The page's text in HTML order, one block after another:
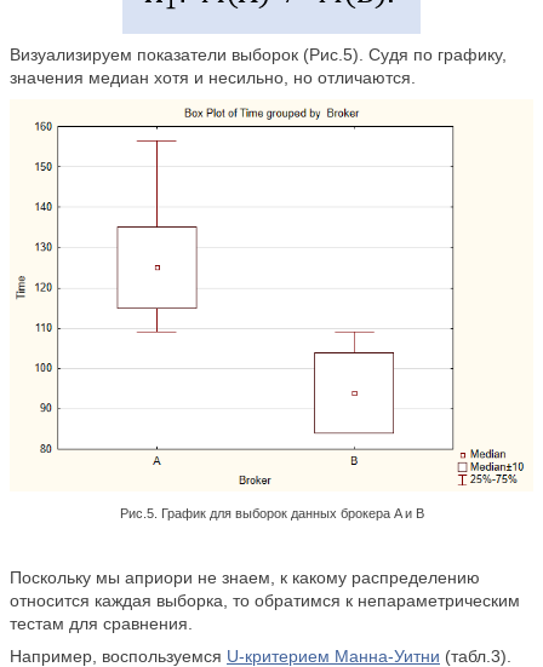
Визуализируем показатели выборок (Рис.5). Судя по графику,
значения медиан хотя и несильно, но отличаются.
Рис.5. График для выборок данных брокера A и B
Поскольку мы априори не знаем, к какому распределению
относится каждая выборка, то обратимся к непараметрическим
тестам для сравнения.
Например, воспользуемся U-критерием Манна-Уитни (табл.3).